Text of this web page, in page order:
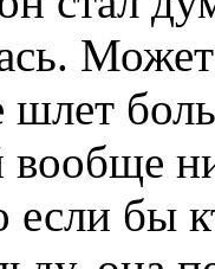
шлет
если бы